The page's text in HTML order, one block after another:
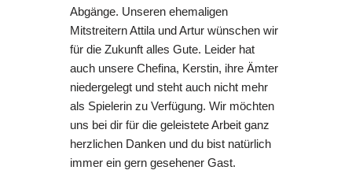
Abgänge. Unseren ehemaligen
Mitstreitern Attila und Artur wünschen wir
für die Zukunft alles Gute. Leider hat
auch unsere Chefina, Kerstin, ihre Ämter
niedergelegt und steht auch nicht mehr
als Spielerin zu Verfügung. Wir möchten
uns bei dir für die geleistete Arbeit ganz
herzlichen Danken und du bist natürlich
immer ein gern gesehener Gast.